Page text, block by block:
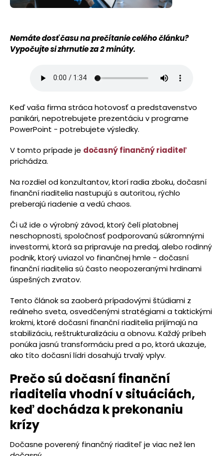
Nemáte dosť času na prečítanie celého článku?
Vypočujte si zhrnutie za 2 minúty.
Keď vaša firma stráca hotovosť a predstavenstvo
panikári, nepotrebujete prezentáciu v programe
PowerPoint - potrebujete výsledky.
V tomto prípade je dočasný finančný riaditeľ
prichádza.
Na rozdiel od konzultantov, ktorí radia zboku, dočasní
finanční riaditelia nastupujú s autoritou, rýchlo
preberajú riadenie a vedú chaos.
Či už ide o výrobný závod, ktorý čelí platobnej
neschopnosti, spoločnosť podporovanú súkromnými
investormi, ktorá sa pripravuje na predaj, alebo rodinný
podnik, ktorý uviazol vo finančnej hmle - dočasní
finanční riaditelia sú často neopozeranými hrdinami
úspešných zvratov.
Tento článok sa zaoberá prípadovými štúdiami z
reálneho sveta, osvedčenými stratégiami a taktickými
krokmi, ktoré dočasní finanční riaditelia prijímajú na
stabilizáciu, reštrukturalizáciu a obnovu. Každý príbeh
ponúka jasnú transformáciu pred a po, ktorá ukazuje,
ako títo dočasní lídri dosahujú trvalý vplyv.
Prečo sú dočasní finanční
riaditelia vhodní v situáciách,
keď dochádza k prekonaniu
krízy
Dočasne poverený finančný riaditeľ je viac než len